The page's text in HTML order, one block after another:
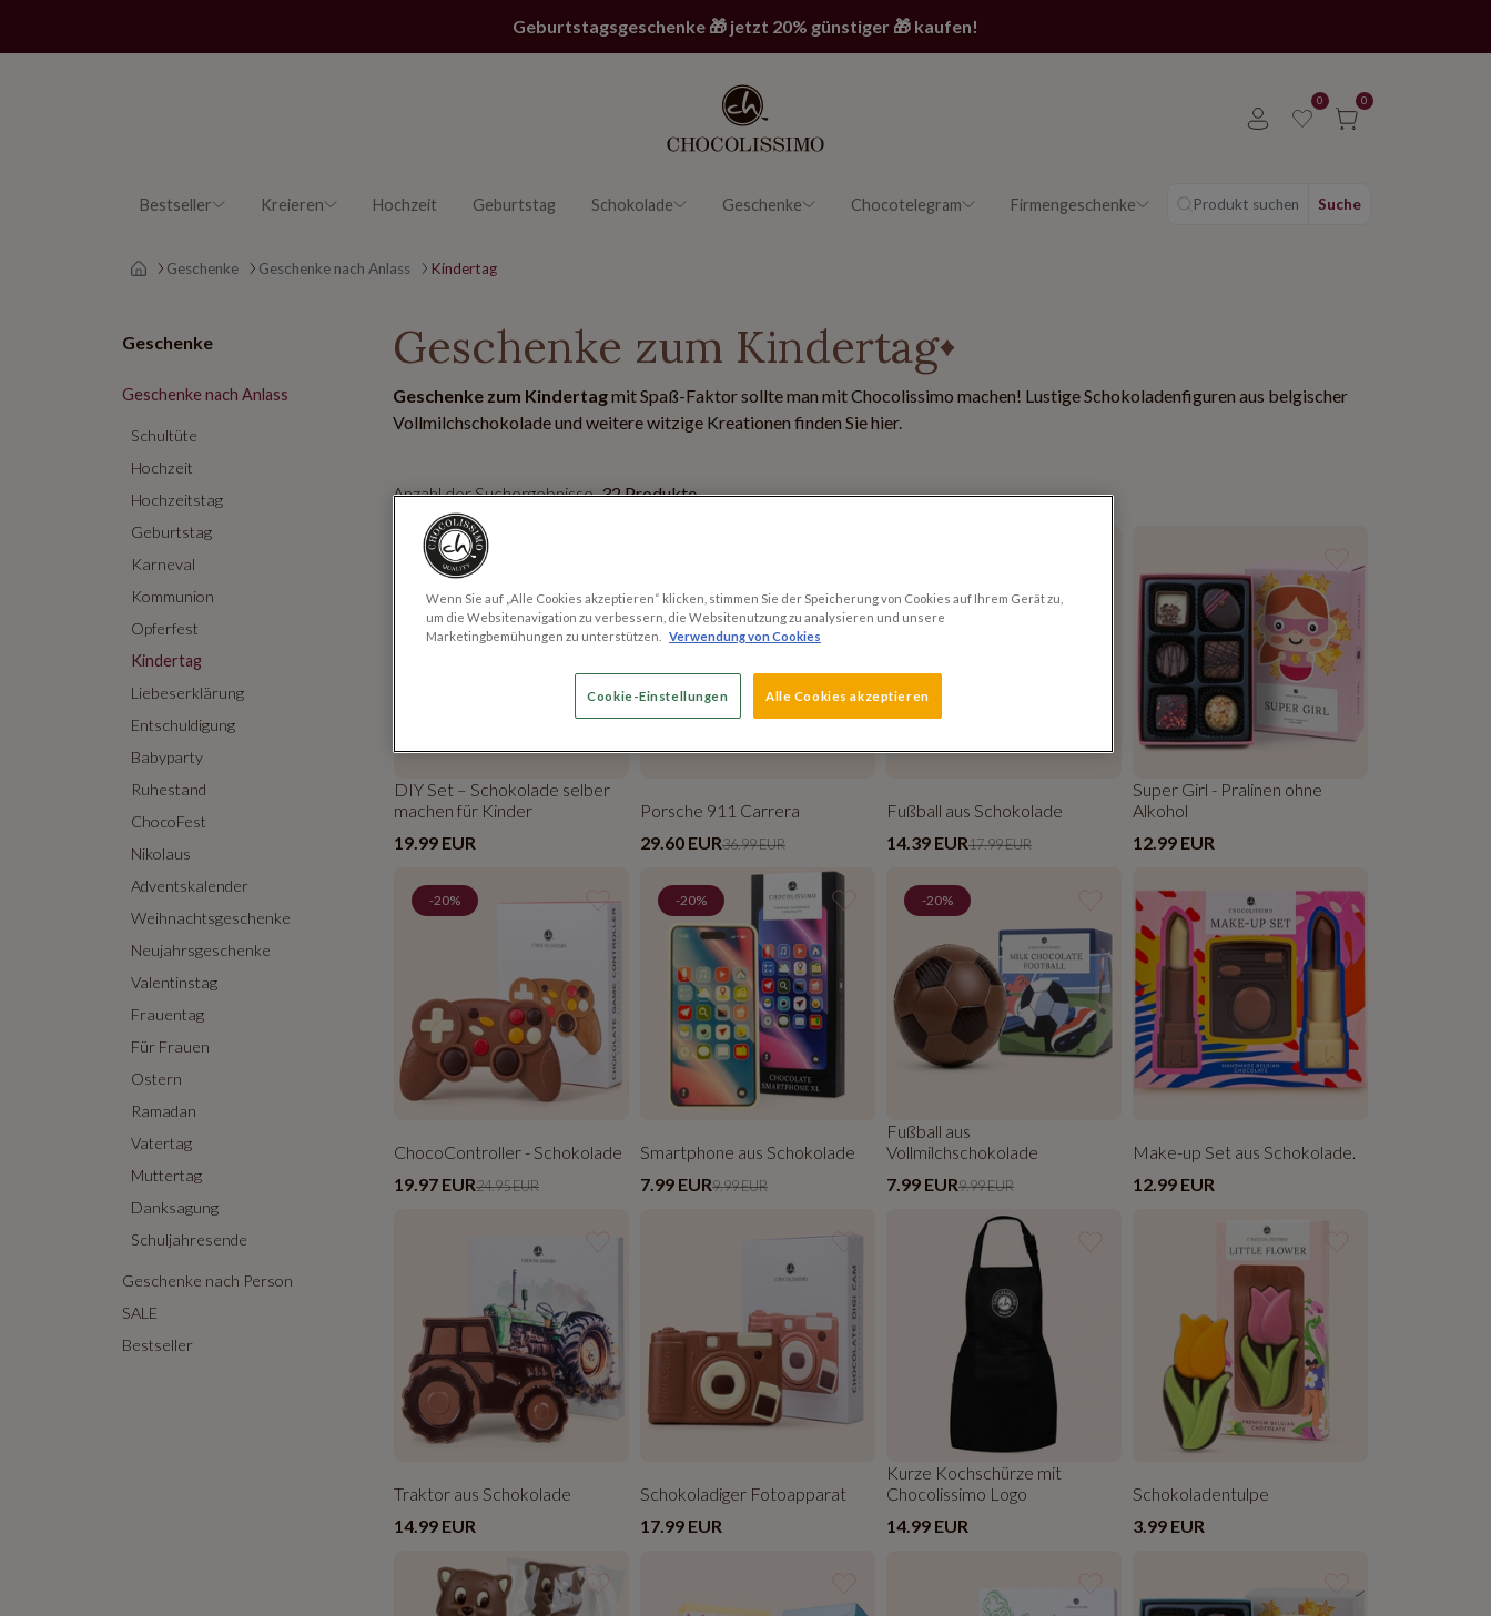
Geburtstagsgeschenke 🎁 jetzt 20% günstiger 🎁 kaufen!
0 0
Kreieren Hochzeit Geburtstag Schokolade Geschenke Chocotelegram Firmengeschenke
Bestseller Produkt suchen Suche
Main page
Geschenke Geschenke nach Anlass Kindertag
Geschenke
Geschenke nach Anlass
Schultüte
Hochzeit
Hochzeitstag
Geburtstag
Karneval
Kommunion
Opferfest
Kindertag
Liebeserklärung
Entschuldigung
Babyparty
Ruhestand
ChocoFest
Nikolaus
Adventskalender
Weihnachtsgeschenke
Neujahrsgeschenke
Valentinstag
Frauentag
Für Frauen
Ostern
Ramadan
Vatertag
Muttertag
Danksagung
Schuljahresende
Geschenke nach Person
SALE
Bestseller
Geschenke zum Kindertag
Geschenke zum Kindertagmit Spaß-Faktor sollte man mit Chocolissimo machen! Lustige Schokoladenfiguren aus belgischer
Vollmilchschokolade und weitere witzige Kreationen finden Sie hier.
Anzahl der Suchergebnisse 32 Produkte
Neu
DIY Set – Schokolade selber
machen für Kinder
19.99 EUR
Porsche 911 Carrera
29.60 EUR36.99 EUR
Fußball aus Schokolade
14.39 EUR17.99 EUR
Super Girl - Pralinen ohne
Alkohol
12.99 EUR
-20%
ChocoController - Schokolade
19.97 EUR24.95 EUR
-20%
Smartphone aus Schokolade
7.99 EUR9.99 EUR
-20%
Fußball aus
Vollmilchschokolade
7.99 EUR9.99 EUR
Make-up Set aus Schokolade.
12.99 EUR
Traktor aus Schokolade
14.99 EUR
Schokoladiger Fotoapparat
17.99 EUR
Kurze Kochschürze mit
Chocolissimo Logo
14.99 EUR
Schokoladentulpe
3.99 EUR
Wenn Sie auf „Alle Cookies akzeptieren“ klicken, stimmen Sie der Speicherung von Cookies auf Ihrem Gerät zu,
um die Websitenavigation zu verbessern, die Websitenutzung zu analysieren und unsere
Marketingbemühungen zu unterstützen.
Verwendung von Cookies
Cookie-Einstellungen Alle Cookies akzeptieren